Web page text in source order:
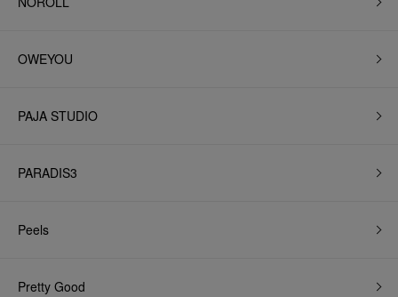
OWEYOU
PAJA STUDIO
PARADIS3
Peels
Pretty Good